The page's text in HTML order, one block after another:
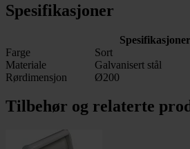
Spesifikasjoner
Spesifikasjoner
Farge
Sort
Materiale
Galvanisert stål
Rørdimensjon
Ø200
Tilbehør og relaterte